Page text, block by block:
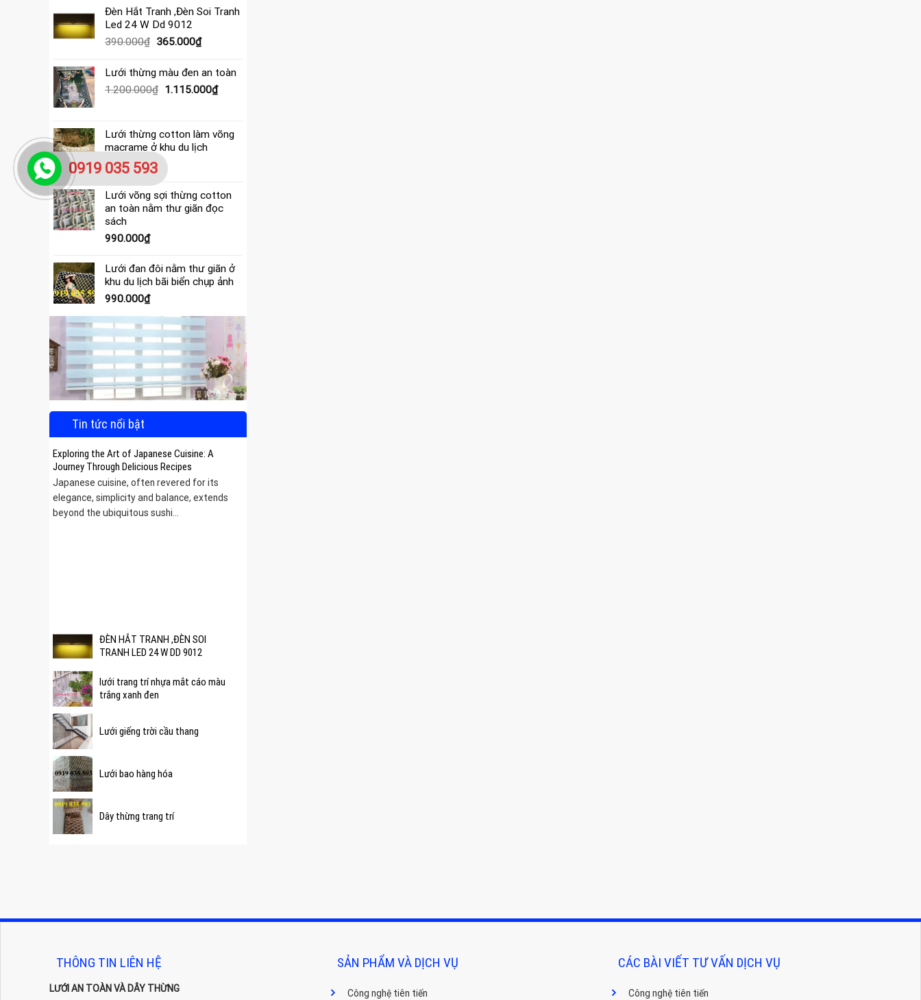
là:
650.000₫.
tại
595.000₫.
Đèn Hắt Tranh ,Đèn Soi Tranh
Led 24 W Dd 9012
390.000₫ Giá
là:
390.000₫.
365.000₫Giá
tại
là:
365.000₫.
Lưới thừng màu đen an toàn
1.200.000₫ Giá
1.200.000₫.
1.115.000₫Giá
là:
Lưới thừng cotton làm võng
macrame ở khu du lịch
4.000.000₫
Lưới võng sợi thừng cotton
an toàn nằm thư giãn đọc
sách
990.000₫
Lưới đan đôi nằm thư giãn ở
khu du lịch bãi biển chụp ảnh
990.000₫
Tin tức nổi bật
Exploring the Art of Japanese Cuisine: A
Journey Through Delicious Recipes
Japanese cuisine, often revered for its
elegance, simplicity and balance, extends
beyond the ubiquitous sushi...
ĐÈN HẮT TRANH ,ĐÈN SOI
TRANH LED 24 W DD 9012
lưới trang trí nhựa mắt cáo màu
trắng xanh đen
Lưới giếng trời cầu thang
Lưới bao hàng hóa
Dây thừng trang trí
THÔNG TIN LIÊN HỆ
LƯỚI AN TOÀN VÀ DÂY THỪNG
SẢN PHẨM VÀ DỊCH VỤ
Công nghệ tiên tiến
CÁC BÀI VIẾT TƯ VẤN DỊCH VỤ
Công nghệ tiên tiến
0919 035 593